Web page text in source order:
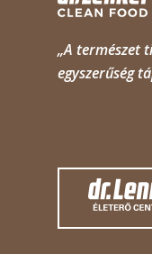
„A természet
egyszerűség